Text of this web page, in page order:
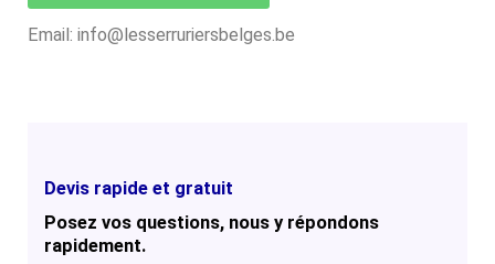
Email: info@lesserruriersbelges.be
Devis rapide et gratuit
Posez vos questions, nous y répondons
rapidement.